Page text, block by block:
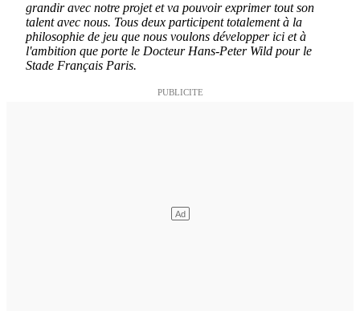
grandir avec notre projet et va pouvoir exprimer tout son
talent avec nous. Tous deux participent totalement à la
philosophie de jeu que nous voulons développer ici et à
l'ambition que porte le Docteur Hans-Peter Wild pour le
Stade Français Paris.